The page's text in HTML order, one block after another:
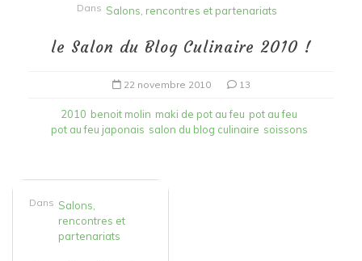
Dans Salons, rencontres et partenariats
le Salon du Blog Culinaire 2010 !
22 novembre 2010 13
2010 benoit molin maki de pot au feu pot au feu
pot au feu japonais salon du blog culinaire soissons
Dans Salons,
rencontres et
partenariats